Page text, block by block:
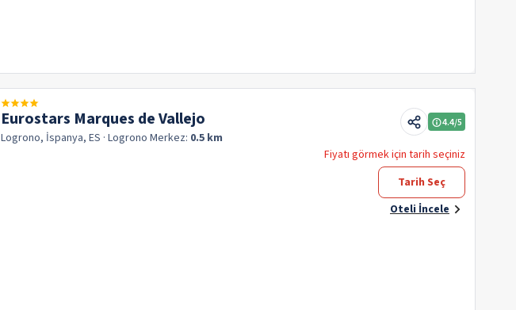
Eurostars Marques de Vallejo
Logrono, İspanya, ES · Logrono Merkez: 0.5 km
4.4/5
Fiyatı görmek için tarih seçiniz
Tarih Seç
Oteli İncele